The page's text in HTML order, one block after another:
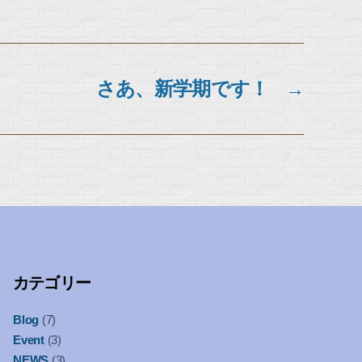
→
さあ、新学期です！
カテゴリー
Blog (7)
Event(3)